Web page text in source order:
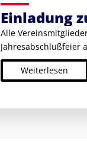
Einladung
Alle
Jahresabschlußfeier
Weiterlesen